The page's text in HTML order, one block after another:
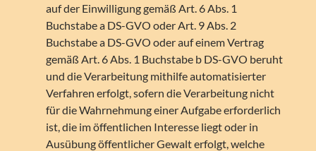
auf der Einwilligung gemäß Art. 6 Abs. 1
Buchstabe a DS-GVO oder Art. 9 Abs. 2
Buchstabe a DS-GVO oder auf einem Vertrag
gemäß Art. 6 Abs. 1 Buchstabe b DS-GVO beruht
und die Verarbeitung mithilfe automatisierter
Verfahren erfolgt, sofern die Verarbeitung nicht
für die Wahrnehmung einer Aufgabe erforderlich
ist, die im öffentlichen Interesse liegt oder in
Ausübung öffentlicher Gewalt erfolgt, welche